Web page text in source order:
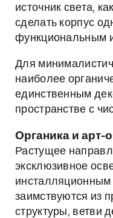
источник света,
сделать корпус
функциональным
Для
наиболее
единственным
пространстве с
Органика и арт-
Растущее
эксклюзивное
заимствуются из
структуры, ветви